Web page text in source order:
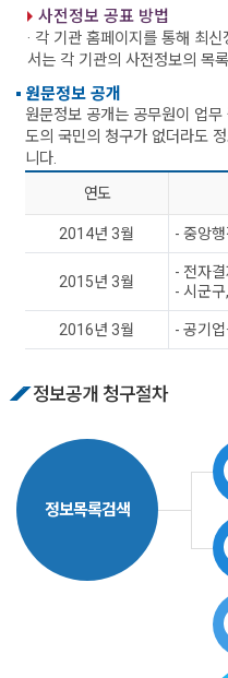
사전정보 공표 방법
· 각 기관 홈페이지를 통해 최
서는 각 기관의 사전정보의 목
원문정보 공개
원문정보 공개는 공무원이 업
도의 국민의 청구가 없더라도
니다.
연도
2014년 3월 - 중앙
2015년 3월
- 전자
- 시군
2016년 3월 - 공기
정보공개 청구절차
정보목록검색